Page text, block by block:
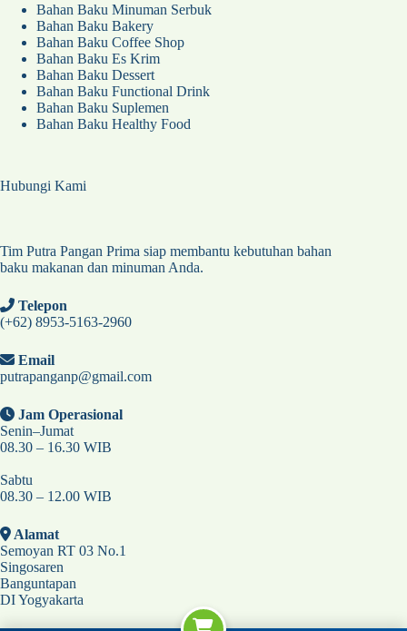
Bahan Baku Minuman Serbuk
Bahan Baku Bakery
Bahan Baku Coffee Shop
Bahan Baku Es Krim
Bahan Baku Dessert
Bahan Baku Functional Drink
Bahan Baku Suplemen
Bahan Baku Healthy Food
Hubungi Kami
Tim Putra Pangan Prima siap membantu kebutuhan bahan
baku makanan dan minuman Anda.
Telepon
(+62) 8953-5163-2960
Email
putrapanganp@gmail.com
Jam Operasional
Senin–Jumat
08.30 – 16.30 WIB
Sabtu
08.30 – 12.00 WIB
Alamat
Semoyan RT 03 No.1
Singosaren
Banguntapan
DI Yogyakarta